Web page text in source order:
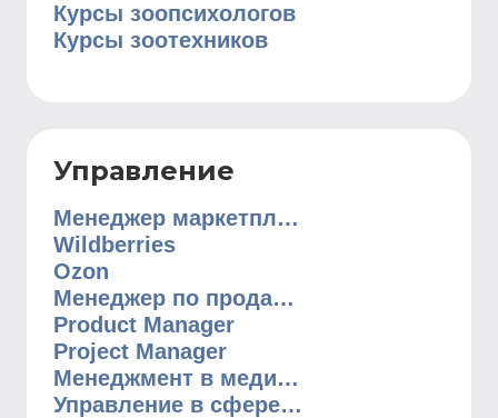
Курсы зоопсихологов
Курсы зоотехников
Управление
Менеджер маркетплейсов
Wildberries
Ozon
Менеджер по продажам
Product Manager
Project Manager
Менеджмент в медицине
Управление в сфере недвижимости